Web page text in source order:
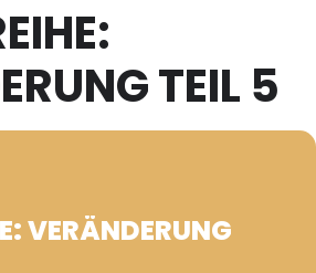
TEIL 5
VERÄNDERUNG